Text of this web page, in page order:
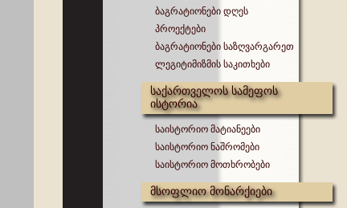
ბაგრატიონები დღეს
პროექტები
ბაგრატიონები საზღვარგარეთ
ლეგიტიმიზმის საკითხები
საქართველოს სამეფოს
ისტორია
საისტორიო მატიანეები
საისტორიო ნაშრომები
საისტორიო მოთხრობები
მსოფლიო მონარქიები